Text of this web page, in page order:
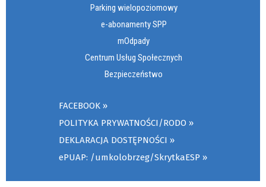
Parking wielopoziomowy
e-abonamenty SPP
mOdpady
Centrum Usług Społecznych
Bezpieczeństwo
FACEBOOK
POLITYKA PRYWATNOŚCI/RODO
DEKLARACJA DOSTĘPNOŚCI
ePUAP: /umkolobrzeg/SkrytkaESP